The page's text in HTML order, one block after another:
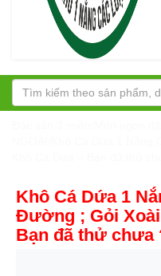
Khô Cá Dứa 1
Đường ; Gỏi
Bạn đã thử chưa